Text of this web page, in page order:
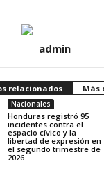
admin
relacionados Más
Nacionales
Honduras registró 95
incidentes contra el
espacio cívico y la
libertad de expresión en
el segundo trimestre de
2026